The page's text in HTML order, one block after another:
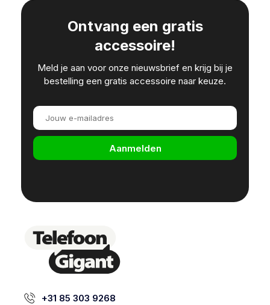
Ontvang een gratis
accessoire!
Meld je aan voor onze nieuwsbrief en krijg bij je
bestelling een gratis accessoire naar keuze.
Aanmelden
+31 85 303 9268